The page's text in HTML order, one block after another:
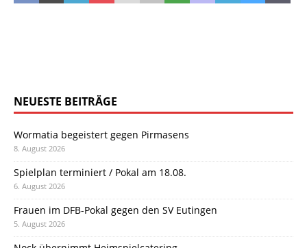
NEUESTE BEITRÄGE
Wormatia begeistert gegen Pirmasens
8. August 2026
Spielplan terminiert / Pokal am 18.08.
6. August 2026
Frauen im DFB-Pokal gegen den SV Eutingen
5. August 2026